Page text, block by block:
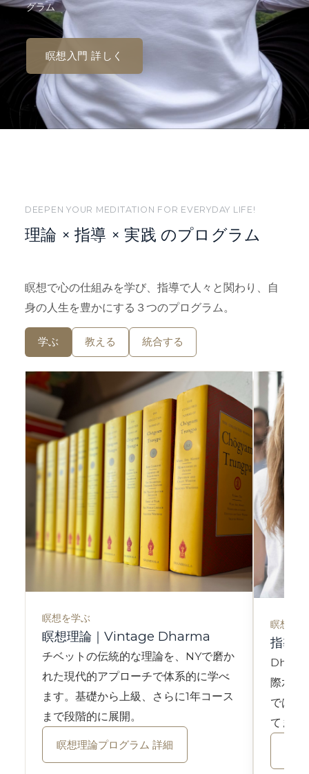
グラム
瞑想入門 詳しく
DEEPEN YOUR MEDITATION FOR EVERYDAY LIFE!
理論 × 指導 × 実践 のプログラム
瞑想で心の仕組みを学び、指導で人々と関わり、自
身の人生を豊かにする３つのプログラム。
学ぶ 教える 統合する
瞑想を学ぶ
瞑想理論｜Vintage Dharma
チベットの伝統的な理論を、NYで磨か
れた現代的アプローチで体系的に学べ
ます。基礎から上級、さらに1年コース
まで段階的に展開。
瞑想理論プログラム 詳細
瞑想を
指導
際水準
ではな
てます